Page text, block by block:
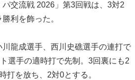
交流戦 2026」第3回戦は、3対2
利を飾った。
龍成選手、西川史礁選手の連打で
選手の適時打で先制。3回裏にも2
打を放ち、2対0とする。